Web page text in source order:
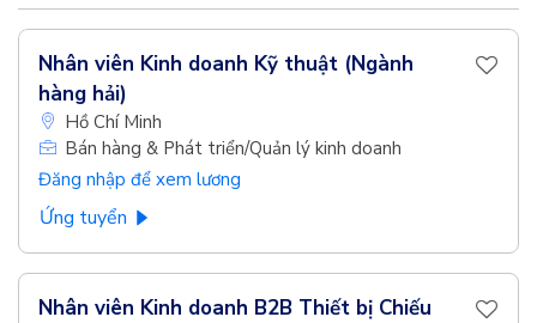
Nhân viên Kinh doanh Kỹ thuật (Ngành
hàng hải)
Hồ Chí Minh
Bán hàng & Phát triển/Quản lý kinh doanh
Đăng nhập để xem lương
Ứng tuyển
Nhân viên Kinh doanh B2B Thiết bị Chiếu